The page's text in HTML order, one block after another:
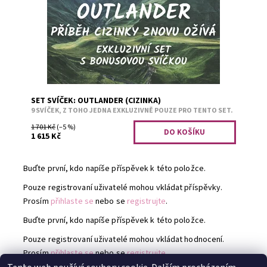
Dostupnost:
Předobjednávka
Kód:
2643
SET SVÍČEK: OUTLANDER (CIZINKA)
9 SVÍČEK, Z TOHO JEDNA EXKLUZIVNĚ POUZE PRO TENTO SET.
1 701 Kč(–5 %)
1 615 Kč
Buďte první, kdo napíše příspěvek k této položce.
Pouze registrovaní uživatelé mohou vkládat příspěvky.
Prosím přihlaste se nebo se registrujte.
Buďte první, kdo napíše příspěvek k této položce.
Pouze registrovaní uživatelé mohou vkládat hodnocení.
Prosímpřihlaste senebo seregistrujte.